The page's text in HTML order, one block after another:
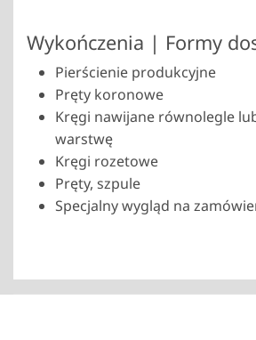
Wykończenia | Formy
Pierścienie produkcyjne
Pręty koronowe
Kręgi nawijane równolegle
warstwę
Kręgi rozetowe
Pręty, szpule
Specjalny wygląd na